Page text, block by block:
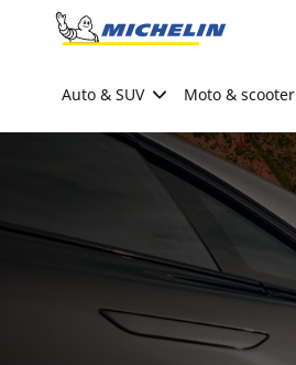
Go to page content
Auto & SUV Moto & scooter